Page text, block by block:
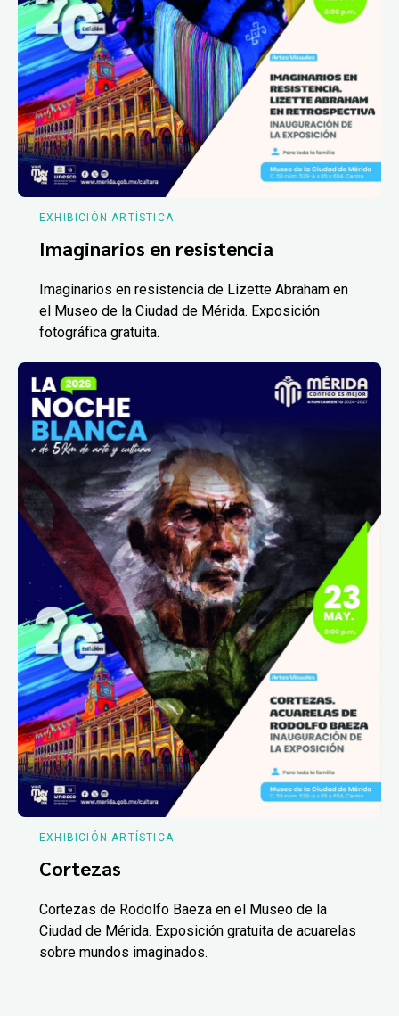
EXHIBICIÓN ARTÍSTICA
Imaginarios en resistencia
Imaginarios en resistencia de Lizette Abraham en
el Museo de la Ciudad de Mérida. Exposición
fotográfica gratuita.
EXHIBICIÓN ARTÍSTICA
Cortezas
Cortezas de Rodolfo Baeza en el Museo de la
Ciudad de Mérida. Exposición gratuita de acuarelas
sobre mundos imaginados.